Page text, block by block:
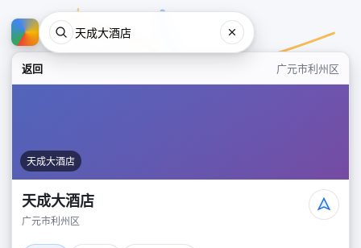
返回 广元市利州区
天成大酒店
天成大酒店
广元市利州区